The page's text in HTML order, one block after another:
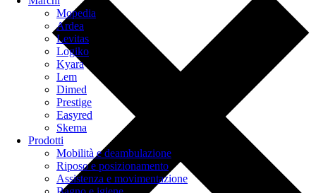
Mopedia
Ardea
Levitas
Logiko
Kyara
Lem
Dimed
Prestige
Easyred
Skema
Prodotti
Mobilità e deambulazione
Riposo e posizionamento
Assistenza e movimentazione